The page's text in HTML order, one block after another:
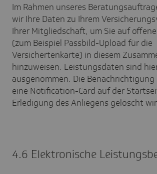
Im Rahmen unseres
wir Ihre Daten zu Ihrem
Ihrer Mitgliedschaft, um Sie auf
(zum Beispiel Passbild-Upload für die
Versichertenkarte) in diesem
hinzuweisen. Leistungsdaten sind
ausgenommen. Die
eine Notification-Card auf der
Erledigung des Anliegens gelöscht
4.6 Elektronische